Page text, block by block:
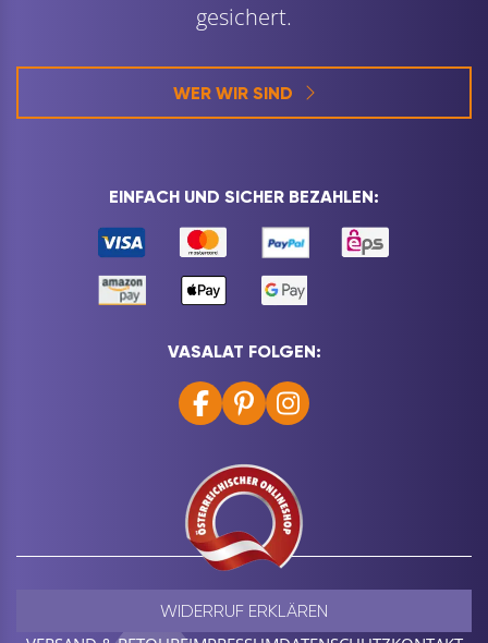
gesichert.
WER WIR SIND
EINFACH UND SICHER BEZAHLEN:
VASALAT FOLGEN:
WIDERRUF ERKLÄREN